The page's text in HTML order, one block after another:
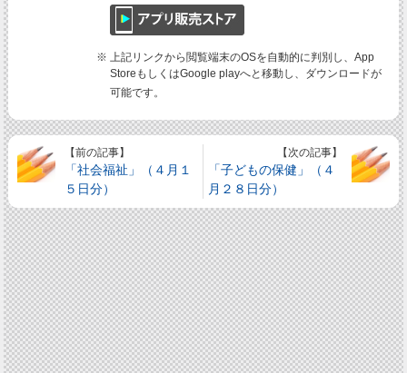
※ 上記リンクから閲覧端末のOSを自動的に判別し、App
StoreもしくはGoogle playへと移動し、ダウンロードが
可能です。
【前の記事】
「社会福祉」（４月１
５日分）
【次の記事】
「子どもの保健」（４
月２８日分）